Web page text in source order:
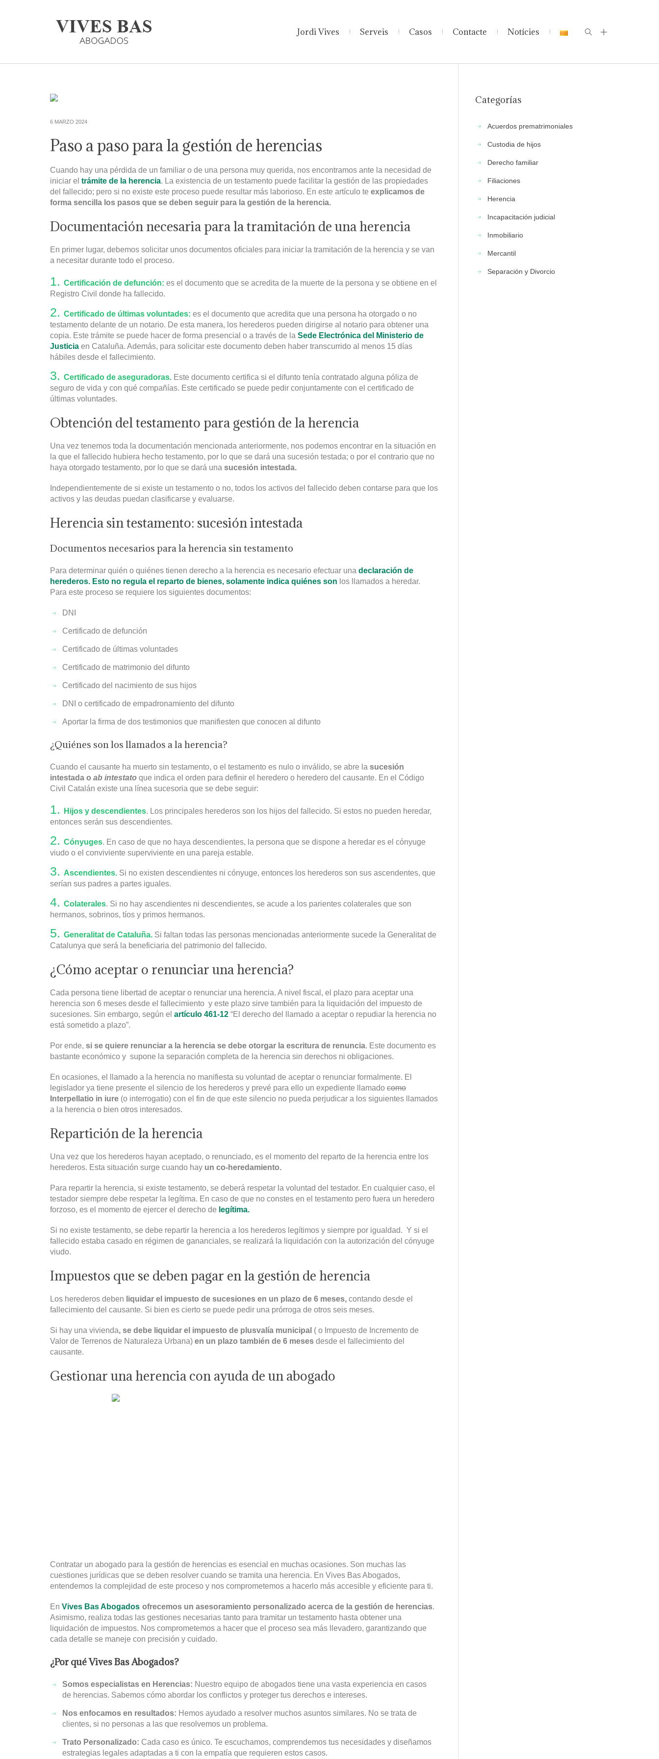
Jordi Vives Serveis Casos Contacte Notícies
6 MARZO 2024
Paso a paso para la gestión de herencias
Cuando hay una pérdida de un familiar o de una persona muy querida, nos encontramos ante la necesidad de
iniciar el trámite de la herencia. La existencia de un testamento puede facilitar la gestión de las propiedades
del fallecido; pero si no existe este proceso puede resultar más laborioso. En este artículo te explicamos de
forma sencilla los pasos que se deben seguir para la gestión de la herencia.
Documentación necesaria para la tramitación de una herencia
En primer lugar, debemos solicitar unos documentos oficiales para iniciar la tramitación de la herencia y se van
a necesitar durante todo el proceso.
Certificación de defunción: es el documento que se acredita de la muerte de la persona y se obtiene en el
Registro Civil donde ha fallecido.
Certificado de últimas voluntades: es el documento que acredita que una persona ha otorgado o no
testamento delante de un notario. De esta manera, los herederos pueden dirigirse al notario para obtener una
copia. Este trámite se puede hacer de forma presencial o a través de la Sede Electrónica del Ministerio de
Justicia en Cataluña. Además, para solicitar este documento deben haber transcurrido al menos 15 días
hábiles desde el fallecimiento.
Certificado de aseguradoras. Este documento certifica si el difunto tenía contratado alguna póliza de
seguro de vida y con qué compañías. Este certificado se puede pedir conjuntamente con el certificado de
últimas voluntades.
Obtención del testamento para gestión de la herencia
Una vez tenemos toda la documentación mencionada anteriormente, nos podemos encontrar en la situación en
la que el fallecido hubiera hecho testamento, por lo que se dará una sucesión testada; o por el contrario que no
haya otorgado testamento, por lo que se dará una sucesión intestada.
Independientemente de si existe un testamento o no, todos los activos del fallecido deben contarse para que los
activos y las deudas puedan clasificarse y evaluarse.
Herencia sin testamento: sucesión intestada
Documentos necesarios para la herencia sin testamento
Para determinar quién o quiénes tienen derecho a la herencia es necesario efectuar una declaración de
herederos. Esto no regula el reparto de bienes, solamente indica quiénes son los llamados a heredar.
Para este proceso se requiere los siguientes documentos:
DNI
Certificado de defunción
Certificado de últimas voluntades
Certificado de matrimonio del difunto
Certificado del nacimiento de sus hijos
DNI o certificado de empadronamiento del difunto
Aportar la firma de dos testimonios que manifiesten que conocen al difunto
¿Quiénes son los llamados a la herencia?
Cuando el causante ha muerto sin testamento, o el testamento es nulo o inválido, se abre la sucesión
intestada o ab intestato que indica el orden para definir el heredero o heredero del causante. En el Código
Civil Catalán existe una línea sucesoria que se debe seguir:
Hijos y descendientes. Los principales herederos son los hijos del fallecido. Si estos no pueden heredar,
entonces serán sus descendientes.
Cónyuges. En caso de que no haya descendientes, la persona que se dispone a heredar es el cónyuge
viudo o el conviviente superviviente en una pareja estable.
Ascendientes. Si no existen descendientes ni cónyuge, entonces los herederos son sus ascendentes, que
serían sus padres a partes iguales.
Colaterales. Si no hay ascendientes ni descendientes, se acude a los parientes colaterales que son
hermanos, sobrinos, tíos y primos hermanos.
Generalitat de Cataluña. Si faltan todas las personas mencionadas anteriormente sucede la Generalitat de
Catalunya que será la beneficiaria del patrimonio del fallecido.
¿Cómo aceptar o renunciar una herencia?
Cada persona tiene libertad de aceptar o renunciar una herencia. A nivel fiscal, el plazo para aceptar una
herencia son 6 meses desde el fallecimiento y este plazo sirve también para la liquidación del impuesto de
sucesiones. Sin embargo, según el artículo 461-12 “El derecho del llamado a aceptar o repudiar la herencia no
está sometido a plazo”.
Por ende, si se quiere renunciar a la herencia se debe otorgar la escritura de renuncia. Este documento es
bastante económico y supone la separación completa de la herencia sin derechos ni obligaciones.
En ocasiones, el llamado a la herencia no manifiesta su voluntad de aceptar o renunciar formalmente. El
legislador ya tiene presente el silencio de los herederos y prevé para ello un expediente llamado como
Interpellatio in iure (o interrogatio) con el fin de que este silencio no pueda perjudicar a los siguientes llamados
a la herencia o bien otros interesados.
Repartición de la herencia
Una vez que los herederos hayan aceptado, o renunciado, es el momento del reparto de la herencia entre los
herederos. Esta situación surge cuando hay un co-heredamiento.
Para repartir la herencia, si existe testamento, se deberá respetar la voluntad del testador. En cualquier caso, el
testador siempre debe respetar la legítima. En caso de que no constes en el testamento pero fuera un heredero
forzoso, es el momento de ejercer el derecho de legítima.
Si no existe testamento, se debe repartir la herencia a los herederos legítimos y siempre por igualdad. Y si el
fallecido estaba casado en régimen de gananciales, se realizará la liquidación con la autorización del cónyuge
viudo.
Impuestos que se deben pagar en la gestión de herencia
Los herederos deben liquidar el impuesto de sucesiones en un plazo de 6 meses, contando desde el
fallecimiento del causante. Si bien es cierto se puede pedir una prórroga de otros seis meses.
Si hay una vivienda, se debe liquidar el impuesto de plusvalía municipal ( o Impuesto de Incremento de
Valor de Terrenos de Naturaleza Urbana) en un plazo también de 6 meses desde el fallecimiento del
causante.
Gestionar una herencia con ayuda de un abogado
Contratar un abogado para la gestión de herencias es esencial en muchas ocasiones. Son muchas las
cuestiones jurídicas que se deben resolver cuando se tramita una herencia. En Vives Bas Abogados,
entendemos la complejidad de este proceso y nos comprometemos a hacerlo más accesible y eficiente para ti.
En Vives Bas Abogados ofrecemos un asesoramiento personalizado acerca de la gestión de herencias.
Asimismo, realiza todas las gestiones necesarias tanto para tramitar un testamento hasta obtener una
liquidación de impuestos. Nos comprometemos a hacer que el proceso sea más llevadero, garantizando que
cada detalle se maneje con precisión y cuidado.
¿Por qué Vives Bas Abogados?
Somos especialistas en Herencias: Nuestro equipo de abogados tiene una vasta experiencia en casos
de herencias. Sabemos cómo abordar los conflictos y proteger tus derechos e intereses.
Nos enfocamos en resultados: Hemos ayudado a resolver muchos asuntos similares. No se trata de
clientes, si no personas a las que resolvemos un problema.
Trato Personalizado: Cada caso es único. Te escuchamos, comprendemos tus necesidades y diseñamos
estrategias legales adaptadas a ti con la empatía que requieren estos casos.
Categorías
Acuerdos prematrimoniales
Custodia de hijos
Derecho familiar
Filiaciones
Herencia
Incapacitación judicial
Inmobiliario
Mercantil
Separación y Divorcio